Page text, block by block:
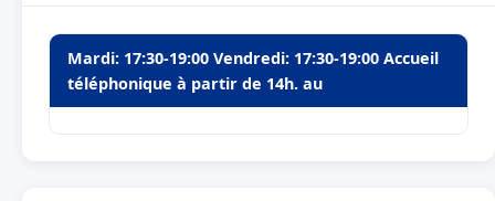
Mardi: 17:30-19:00 Vendredi: 17:30-19:00 Accueil
téléphonique à partir de 14h. au